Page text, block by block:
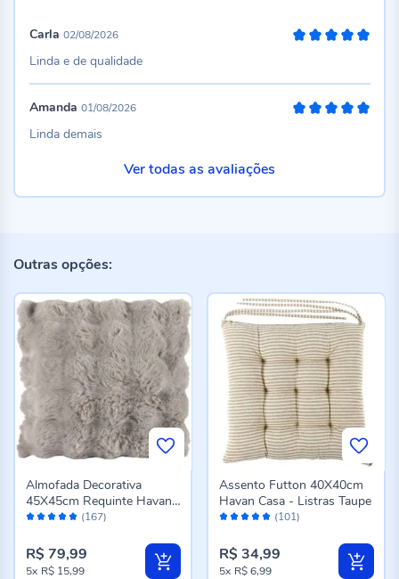
Carla 02/08/2026
Linda e de qualidade
Amanda 01/08/2026
Linda demais
Ver todas as avaliações
Outras opções:
Avaliação: (167)
Almofada Decorativa
45X45cm Requinte Havan
Casa - Cinza
R$ 79,99
5x R$ 15,99
Avaliação: (101)
Assento Futton 40X40cm
Havan Casa - Listras Taupe
R$ 34,99
5x R$ 6,99